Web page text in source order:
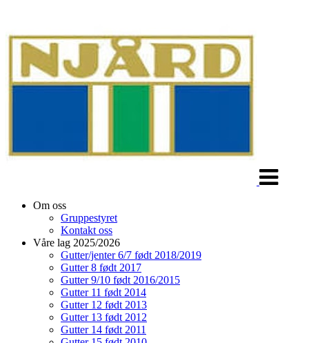
Om oss
Gruppestyret
Kontakt oss
Våre lag 2025/2026
Gutter/jenter 6/7 født 2018/2019
Gutter 8 født 2017
Gutter 9/10 født 2016/2015
Gutter 11 født 2014
Gutter 12 født 2013
Gutter 13 født 2012
Gutter 14 født 2011